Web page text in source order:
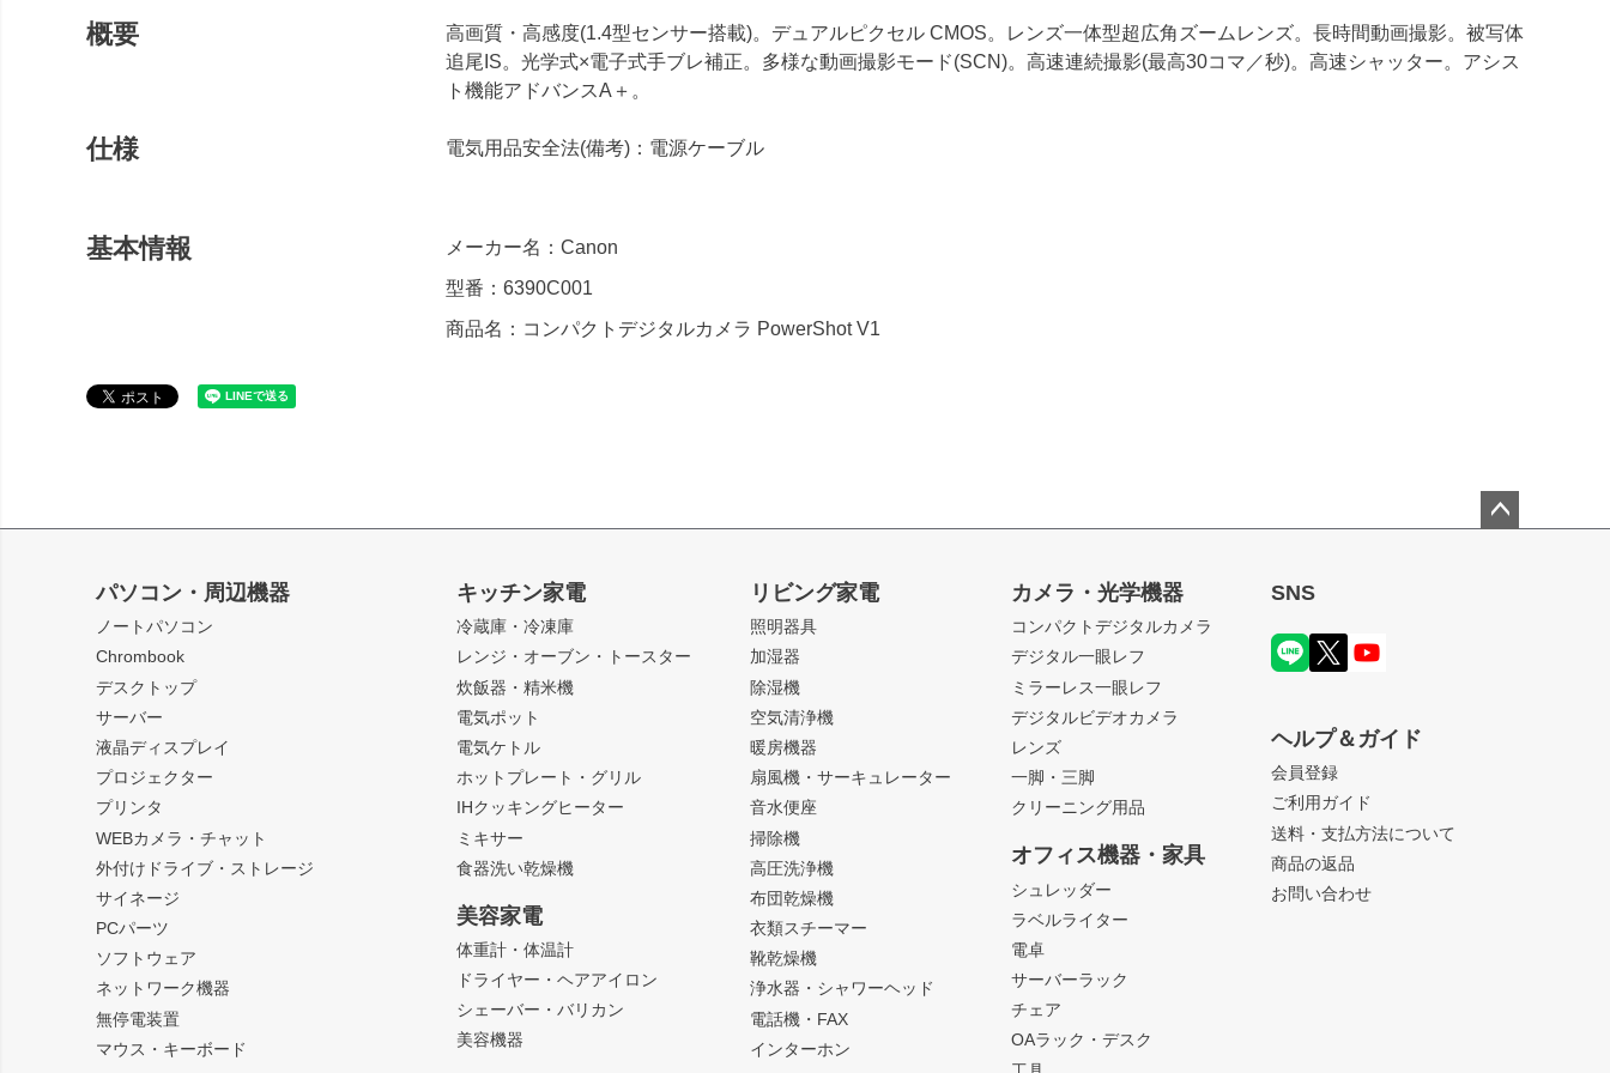
概要
高画質・高感度(1.4型センサー搭載)。デュアルピクセル CMOS。レンズ一体型超広角ズームレンズ。長時間動画撮影。被写体
追尾IS。光学式×電子式手ブレ補正。多様な動画撮影モード(SCN)。高速連続撮影(最高30コマ／秒)。高速シャッター。アシス
ト機能アドバンスA＋。
仕様 電気用品安全法(備考)：電源ケーブル
基本情報
メーカー名：Canon
型番：6390C001
商品名：コンパクトデジタルカメラ PowerShot V1
パソコン・周辺機器
ノートパソコン
Chrombook
デスクトップ
サーバー
液晶ディスプレイ
プロジェクター
プリンタ
WEBカメラ・チャット
外付けドライブ・ストレージ
サイネージ
PCパーツ
ソフトウェア
ネットワーク機器
無停電装置
マウス・キーボード
キッチン家電
冷蔵庫・冷凍庫
レンジ・オーブン・トースター
炊飯器・精米機
電気ポット
電気ケトル
ホットプレート・グリル
IHクッキングヒーター
ミキサー
食器洗い乾燥機
美容家電
体重計・体温計
ドライヤー・ヘアアイロン
シェーバー・バリカン
美容機器
リビング家電
照明器具
加湿器
除湿機
空気清浄機
暖房機器
扇風機・サーキュレーター
音水便座
掃除機
高圧洗浄機
布団乾燥機
衣類スチーマー
靴乾燥機
浄水器・シャワーヘッド
電話機・FAX
インターホン
カメラ・光学機器
コンパクトデジタルカメラ
デジタル一眼レフ
ミラーレス一眼レフ
デジタルビデオカメラ
レンズ
一脚・三脚
クリーニング用品
オフィス機器・家具
シュレッダー
ラベルライター
電卓
サーバーラック
チェア
OAラック・デスク
SNS
ヘルプ＆ガイド
会員登録
ご利用ガイド
送料・支払方法について
商品の返品
お問い合わせ